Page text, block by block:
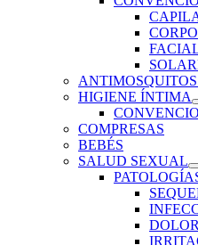
HIGIENE ÍNTIMA
COMPRESAS
BEBÉS
SALUD SEXUAL
DOLOR